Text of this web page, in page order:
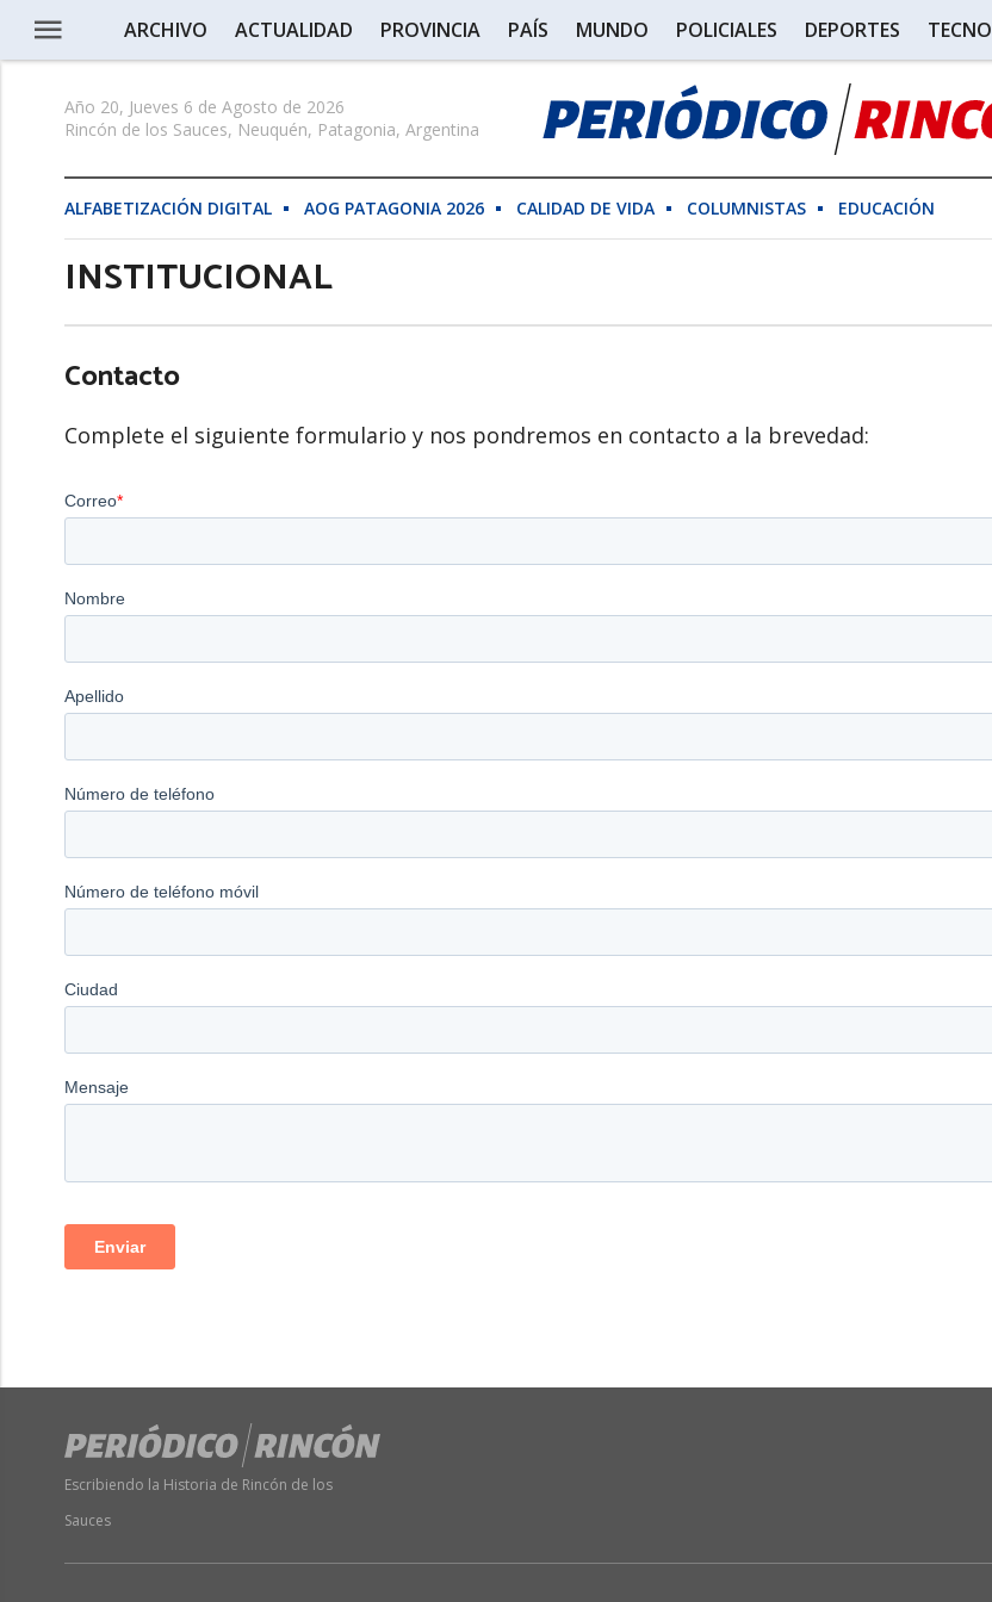
ARCHIVO ACTUALIDAD PROVINCIA PAÍS MUNDO POLICIALES DEPORTES TECNO
Año 20, Jueves 6 de Agosto de 2026
Rincón de los Sauces, Neuquén, Patagonia, Argentina
ALFABETIZACIÓN DIGITAL AOG PATAGONIA 2026 CALIDAD DE VIDA COLUMNISTAS EDUCACIÓN
INSTITUCIONAL
Contacto
Complete el siguiente formulario y nos pondremos en contacto a la brevedad:
Escribiendo la Historia de Rincón de los
Sauces